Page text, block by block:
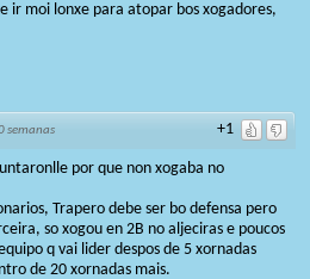
ir moi lonxe para atopar bos xogadores,
+1
semanas
por que non xogaba no
Trapero debe ser bo defensa pero
so xogou en 2B no aljeciras e poucos
q vai lider despos de 5 xornadas
de 20 xornadas mais.